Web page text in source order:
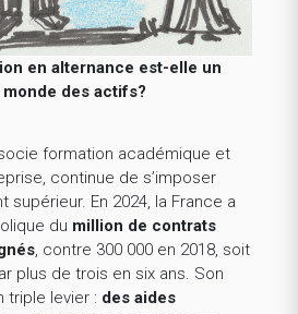
en alternance est-elle un
des actifs?
formation académique et
continue de s’imposer
supérieur. En 2024, la France a
du million de contrats
, contre 300 000 en 2018, soit
plus de trois en six ans. Son
triple levier : des aides